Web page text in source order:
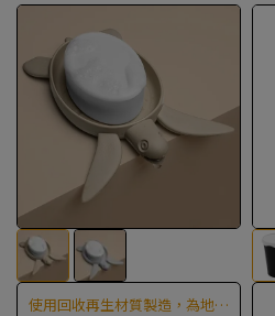
使用回收再生材質製造，為地球